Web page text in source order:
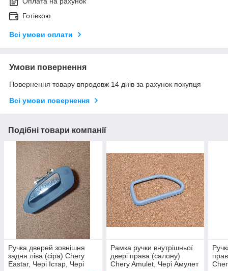
Готівкою
Всі умови оплати
Умови повернення
Повернення товару впродовж 14 днів за рахунок покупця
Всі умови повернення
Подібні товари компанії
Ручка дверей зовнішня
задня ліва (сіра) Chery
Eastar, Чері Істар, Чері
Рамка ручки внутрішньої
двері права (салону)
Chery Amulet, Чері Амулет